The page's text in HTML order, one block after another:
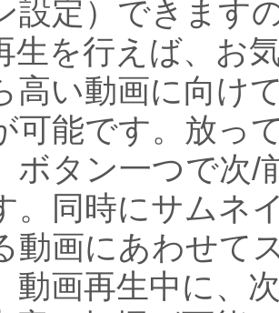
設定）できます
生を行えば、お
高い動画に向け
可能です。放っ
ボタン一つで次/
。同時にサムネ
動画にあわせて
動画再生中に、